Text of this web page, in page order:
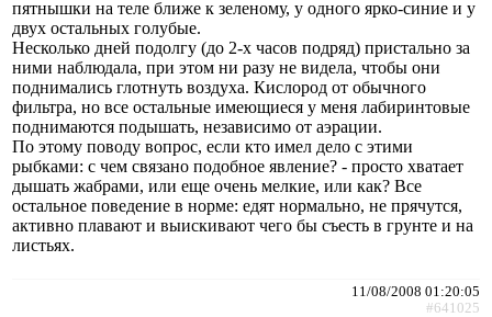
пятнышки на теле ближе к зеленому, у одного ярко-синие и у
двух остальных голубые.
Несколько дней подолгу (до 2-х часов подряд) пристально за
ними наблюдала, при этом ни разу не видела, чтобы они
поднимались глотнуть воздуха. Кислород от обычного
фильтра, но все остальные имеющиеся у меня лабиринтовые
поднимаются подышать, независимо от аэрации.
По этому поводу вопрос, если кто имел дело с этими
рыбками: с чем связано подобное явление? - просто хватает
дышать жабрами, или еще очень мелкие, или как? Все
остальное поведение в норме: едят нормально, не прячутся,
активно плавают и выискивают чего бы съесть в грунте и на
листьях.
11/08/2008 01:20:05
#641025